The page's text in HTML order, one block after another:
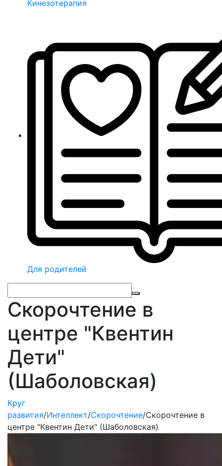
Кинезотерапия
Для родителей
Скорочтение в
центре "Квентин
Дети"
(Шаболовская)
Круг
развития/Интеллект/Скорочтение/Скорочтение в
центре "Квентин Дети" (Шаболовская)